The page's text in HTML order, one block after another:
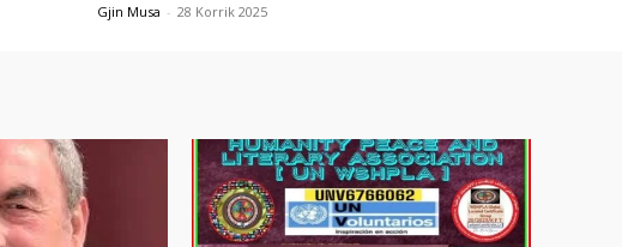
Gjin Musa - 28 Korrik 2025